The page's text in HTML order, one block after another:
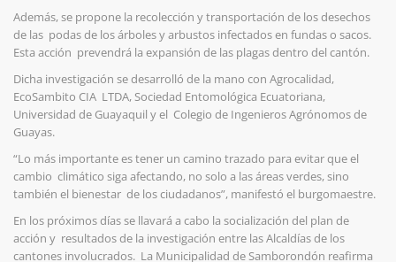
Además, se propone la recolección y transportación de los desechos
de las podas de los árboles y arbustos infectados en fundas o sacos.
Esta acción prevendrá la expansión de las plagas dentro del cantón.
Dicha investigación se desarrolló de la mano con Agrocalidad,
EcoSambito CIA LTDA, Sociedad Entomológica Ecuatoriana,
Universidad de Guayaquil y el Colegio de Ingenieros Agrónomos de
Guayas.
“Lo más importante es tener un camino trazado para evitar que el
cambio climático siga afectando, no solo a las áreas verdes, sino
también el bienestar de los ciudadanos”, manifestó el burgomaestre.
En los próximos días se llavará a cabo la socialización del plan de
acción y resultados de la investigación entre las Alcaldías de los
cantones involucrados. La Municipalidad de Samborondón reafirma